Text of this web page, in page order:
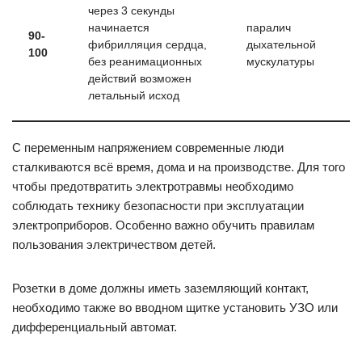
90-
100
через 3 секунды
начинается
фибрилляция сердца,
без реанимационных
действий возможен
летальный исход
паралич
дыхательной
мускулатуры
С переменным напряжением современные люди
сталкиваются всё время, дома и на производстве. Для того
чтобы предотвратить электротравмы необходимо
соблюдать технику безопасности при эксплуатации
электроприборов. Особенно важно обучить правилам
пользования электричеством детей.
Розетки в доме должны иметь заземляющий контакт,
необходимо также во вводном щитке установить УЗО или
дифференциальный автомат.